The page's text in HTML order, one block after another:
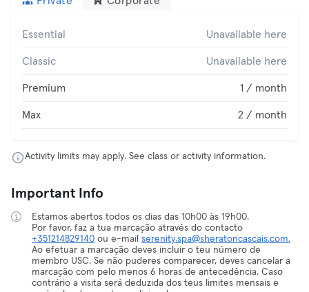
Essential Unavailable here
Classic Unavailable here
Premium 1 / month
Max 2 / month
Activity limits may apply. See class or activity information.
Important Info
Estamos abertos todos os dias das 10h00 às 19h00.
Por favor, faz a tua marcação através do contacto
+351214829140 ou e-mail serenity.spa@sheratoncascais.com.
Ao efetuar a marcação deves incluir o teu número de
membro USC. Se não puderes comparecer, deves cancelar a
marcação com pelo menos 6 horas de antecedência. Caso
contrário a visita será deduzida dos teus limites mensais e